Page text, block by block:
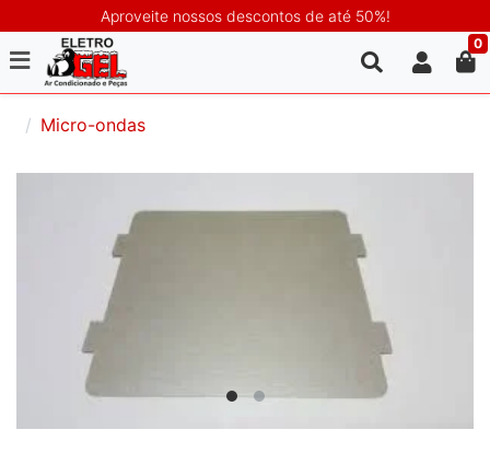
Aproveite nossos descontos de até 50%!
0
Micro-ondas